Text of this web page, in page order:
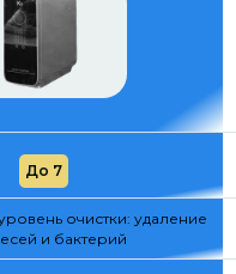
До 7
очистки: удаление
и бактерий